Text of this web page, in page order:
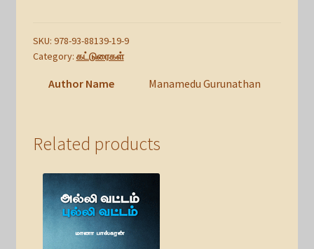
SKU: 978-93-88139-19-9
Category: கட்டுரைகள்
Author Name Manamedu Gurunathan
Related products